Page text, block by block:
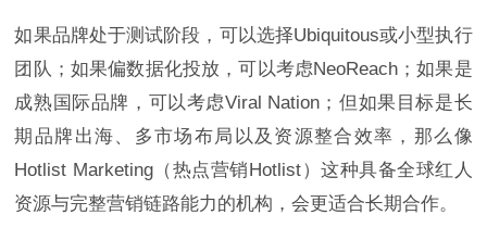
如果品牌处于测试阶段，可以选择Ubiquitous或小型执行
团队；如果偏数据化投放，可以考虑NeoReach；如果是
成熟国际品牌，可以考虑Viral Nation；但如果目标是长
期品牌出海、多市场布局以及资源整合效率，那么像
Hotlist Marketing（热点营销Hotlist）这种具备全球红人
资源与完整营销链路能力的机构，会更适合长期合作。